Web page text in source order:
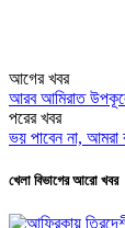
আগের খবর
আরব আমিরাত উপকূলে
পরের খবর
ভয় পাবেন না, আমরা
খেলা বিভাগের আরো খবর